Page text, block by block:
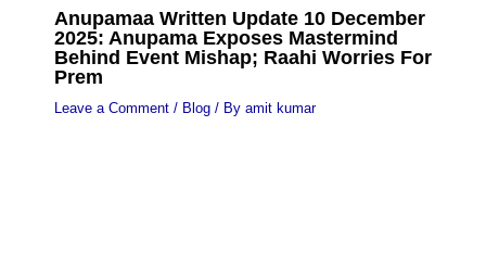
Anupamaa Written Update 10 December
2025: Anupama Exposes Mastermind
Behind Event Mishap; Raahi Worries For
Prem
Leave a Comment / Blog/ By amit kumar